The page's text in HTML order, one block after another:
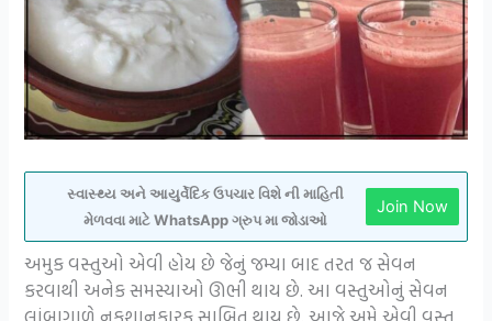
સ્વાસ્થ્ય અને આયુર્વેદિક ઉપચાર વિશે ની માહિતી
મેળવવા માટે WhatsApp ગ્રુપ મા જોડાઓ
Join Now
અમુક વસ્તુઓ એવી હોય છે જેનું જમ્યા બાદ તરત જ સેવન
કરવાથી અનેક સમસ્યાઓ ઊભી થાય છે. આ વસ્તુઓનું સેવન